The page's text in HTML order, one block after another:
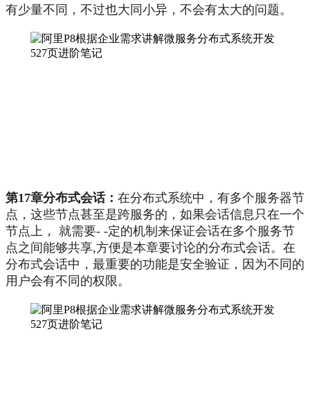
有少量不同，不过也大同小异，不会有太大的问题。
第17章分布式会话： 在分布式系统中，有多个服务器节
点，这些节点甚至是跨服务的，如果会话信息只在一个
节点上， 就需要- -定的机制来保证会话在多个服务节
点之间能够共享,方便是本章要讨论的分布式会话。在
分布式会话中，最重要的功能是安全验证，因为不同的
用户会有不同的权限。